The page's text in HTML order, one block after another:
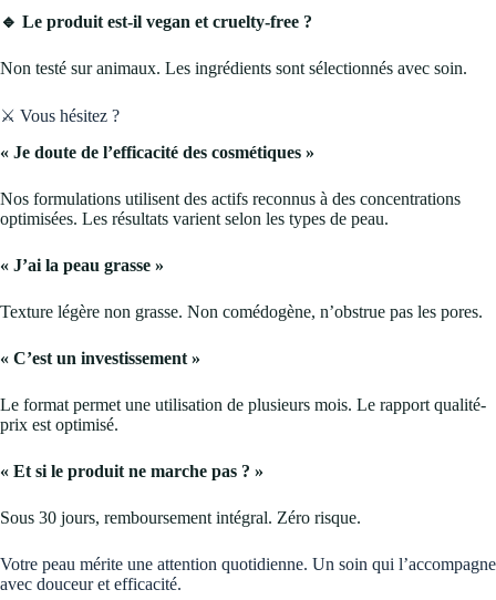
🔹 Le produit est-il vegan et cruelty-free ?
Non testé sur animaux. Les ingrédients sont sélectionnés avec soin.
⚔️ Vous hésitez ?
« Je doute de l’efficacité des cosmétiques »
Nos formulations utilisent des actifs reconnus à des concentrations
optimisées. Les résultats varient selon les types de peau.
« J’ai la peau grasse »
Texture légère non grasse. Non comédogène, n’obstrue pas les pores.
« C’est un investissement »
Le format permet une utilisation de plusieurs mois. Le rapport qualité-
prix est optimisé.
« Et si le produit ne marche pas ? »
Sous 30 jours, remboursement intégral. Zéro risque.
Votre peau mérite une attention quotidienne. Un soin qui l’accompagne
avec douceur et efficacité.